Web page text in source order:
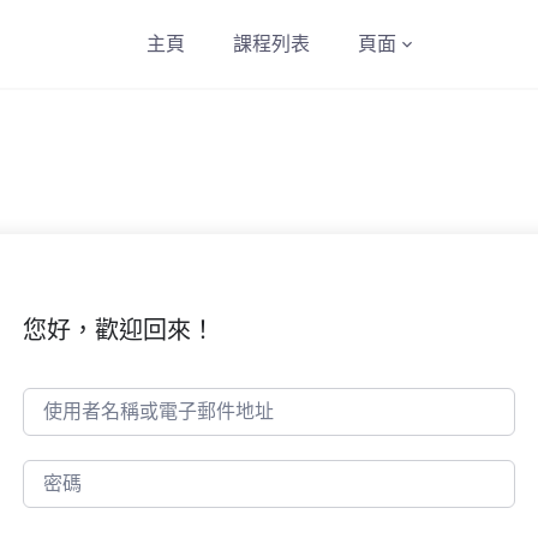
主頁 課程列表 頁面
您好，歡迎回來！